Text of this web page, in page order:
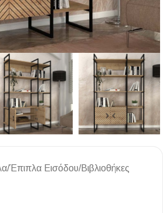
/Έπιπλα Εισόδου/Βιβλιοθήκες